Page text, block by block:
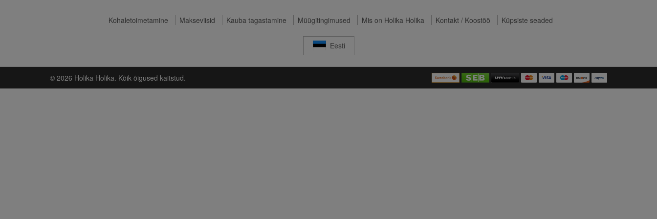
Kohaletoimetamine Makseviisid Kauba tagastamine Müügitingimused Mis on Holika Holika Kontakt / Koostöö Küpsiste seaded
Eesti
© 2026 Holika Holika. Kõik õigused kaitstud.